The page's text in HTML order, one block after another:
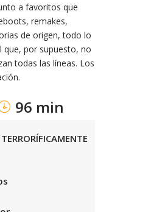
a favoritos que
remakes,
de origen, todo lo
que, por supuesto, no
todas las líneas. Los
96 min